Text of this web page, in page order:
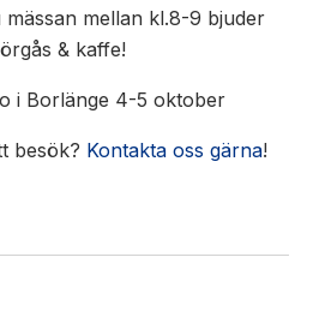
mässan mellan kl.8-9 bjuder
& kaffe!
besök? Kontakta oss gärna!